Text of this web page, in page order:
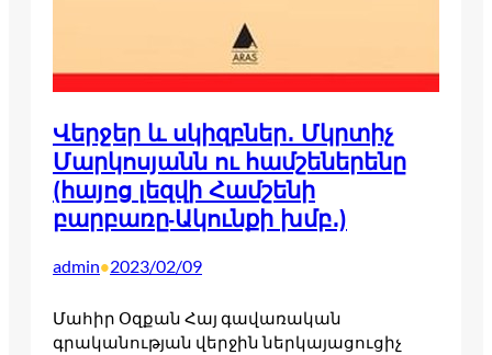
Վերջեր և սկիզբներ․ Մկրտիչ
Մարկոսյանն ու համշեներենը
(հայոց լեզվի Համշենի
բարբառը-Ակունքի խմբ․)
admin•2023/02/09
Մահիր Օզքան Հայ գավառական
գրականության վերջին ներկայացուցիչ